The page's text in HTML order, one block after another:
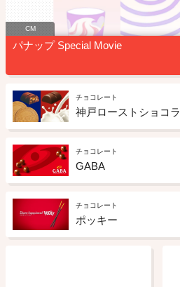
CM
パナップ Special Movie
チョコレート
神戸ローストショコラ
チョコレート
GABA
チョコレート
ポッキー